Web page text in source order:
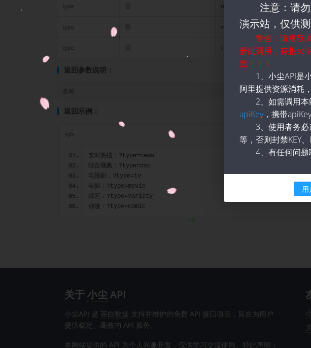
type 否 movie 电
type 否 variety 综
type 否 comic 动
返回参数说明：
名称 类型
返回示例：
</>
实时热搜：?type=news
综合视频：?type=dsp
电视剧：?type=tv
电影：?type=movie
综艺：?type=variety
动漫：?type=comic
关于小尘API
小尘API 是 茶白数据 支持并维护的免费 API 接口项目，旨在为用户
提供稳定、高效的 API 服务。
本网站提供的 API 为个人兴趣开发，仅供学习交流使用。特此声明：
注意：请
演示站，仅供
警告：请规范
册乱调用，有想sql
黑！！！
1、小尘API是
阿里提供资源消耗
2、如需调用
apiKey，携带
3、使用者务
等，否则封禁KEY、
4、有任何问
用